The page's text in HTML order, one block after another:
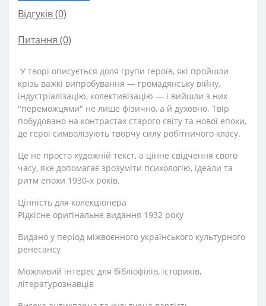
Відгуків (0)
Питання (0)
У творі описується доля групи героїв, які пройшли
крізь важкі випробування — громадянську війну,
індустріалізацію, колективізацію — і вийшли з них
"переможцями" не лише фізично, а й духовно. Твір
побудовано на контрастах старого світу та нової епохи,
де герої символізують творчу силу робітничого класу.
Це не просто художній текст, а цінне свідчення свого
часу, яке допомагає зрозуміти психологію, ідеали та
ритм епохи 1930-х років.
Цінність для колекціонера
Рідкісне оригінальне видання 1932 року
Видано у період міжвоєнного українського культурного
ренесансу
Можливий інтерес для бібліофілів, істориків,
літературознавців